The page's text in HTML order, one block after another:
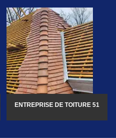
ENTREPRISE DE TOITURE 51